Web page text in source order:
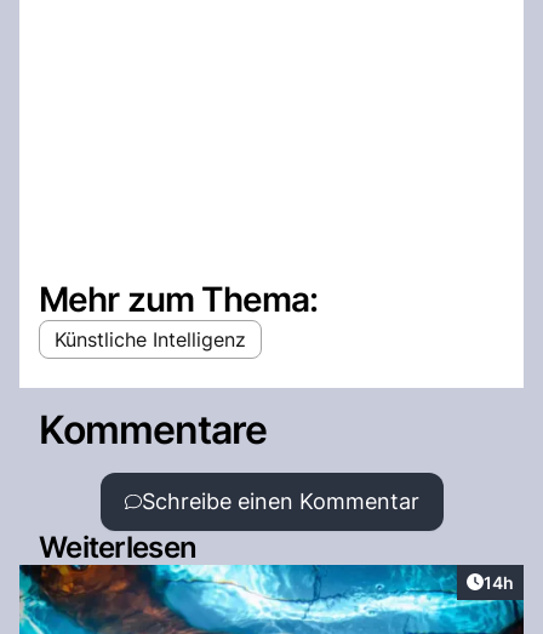
Mehr zum Thema:
Künstliche Intelligenz
Kommentare
Schreibe einen Kommentar
Weiterlesen
Artikel
14h